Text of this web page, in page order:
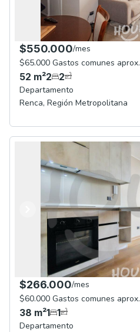
$550.000/mes
$65.000 Gastos comunes aprox.
52 m²2 2
Departamento
Renca, Región Metropolitana
Anterior
Siguiente
$266.000/mes
$60.000 Gastos comunes aprox.
38 m²1 1
Departamento